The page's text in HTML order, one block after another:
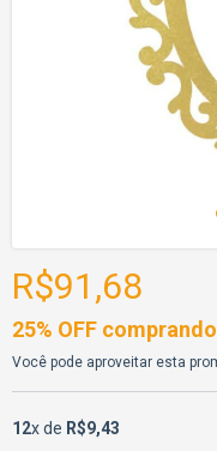
R$91,68
25% OFF
Você pode aproveitar esta
12x de R$9,43